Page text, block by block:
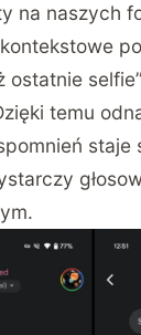
na naszych
ostatnie
temu
staje